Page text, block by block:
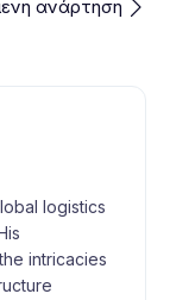
ανάρτηση
logistics
intricacies